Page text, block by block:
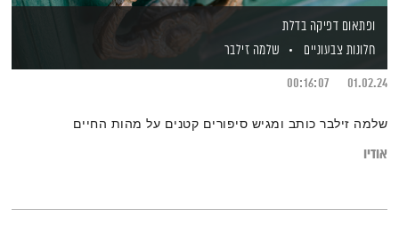
ופתאום דפיקה בדלת
חלונות צבעוניים
שלמה זילבר
01.02.24
00:16:07
שלמה זילבר כותב ומגיש סיפורים קטנים על מהות החיים
אודיו